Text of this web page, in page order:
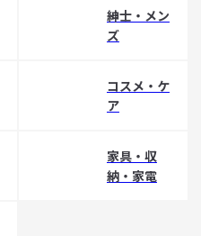
紳士・メン
ズ
コスメ・ケ
ア
家具・収
納・家電